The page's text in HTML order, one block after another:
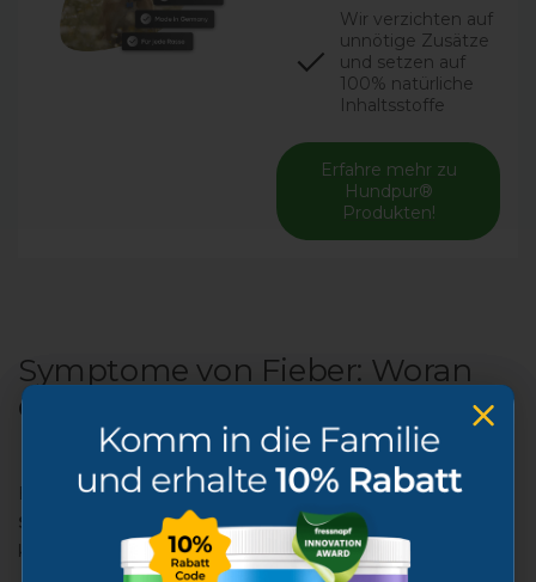
Wir verzichten auf
unnötige Zusätze
und setzen auf
100% natürliche
Inhaltsstoffe
Erfahre mehr zu
Hundpur®
Produkten!
Symptome von Fieber: Woran
erkenne ich, dass mein Hund
Fieber hat?
Ein Hund mit Fieber zeigt oft zusätzlichverschiedene
Symptome
, die aufgesundheitliche Probleme
können: